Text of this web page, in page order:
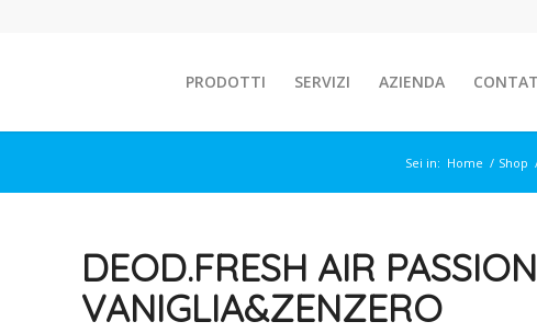
PRODOTTI SERVIZI AZIENDA
Sei in: Home / Shop
DEOD.FRESH AIR PASSION
VANIGLIA&ZENZERO